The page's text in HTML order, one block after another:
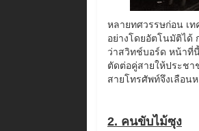
หลายทศวรรษก่อน เ
อย่างโดยอัตโนมัติได้
ว่าสวิทช์บอร์ด หน้าที่
ตัดต่อคู่สายให้ประช
สายโทรศัพท์จึงเลือน
2. คนขับไม้ซุง